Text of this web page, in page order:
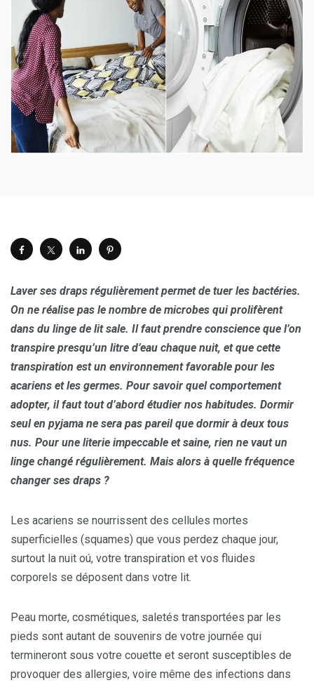
Laver ses draps régulièrement permet de tuer les bactéries.
On ne réalise pas le nombre de microbes qui prolifèrent
dans du linge de lit sale. Il faut prendre conscience que l’on
transpire presqu’un litre d’eau chaque nuit, et que cette
transpiration est un environnement favorable pour les
acariens et les germes. Pour savoir quel comportement
adopter, il faut tout d’abord étudier nos habitudes. Dormir
seul en pyjama ne sera pas pareil que dormir à deux tous
nus. Pour une literie impeccable et saine, rien ne vaut un
linge changé régulièrement. Mais alors à quelle fréquence
changer ses draps ?
Les acariens se nourrissent des cellules mortes
superficielles (squames) que vous perdez chaque jour,
surtout la nuit oú, votre transpiration et vos fluides
corporels se déposent dans votre lit.
Peau morte, cosmétiques, saletés transportées par les
pieds sont autant de souvenirs de votre journée qui
termineront sous votre couette et seront susceptibles de
provoquer des allergies, voire même des infections dans